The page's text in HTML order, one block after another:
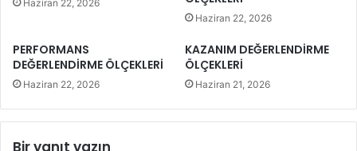
Haziran 22, 2026
Haziran 22, 2026
PERFORMANS
DEĞERLENDİRME ÖLÇEKLERİ
Haziran 22, 2026
KAZANIM DEĞERLENDİRME
ÖLÇEKLERİ
Haziran 21, 2026
Bir yanıt yazın